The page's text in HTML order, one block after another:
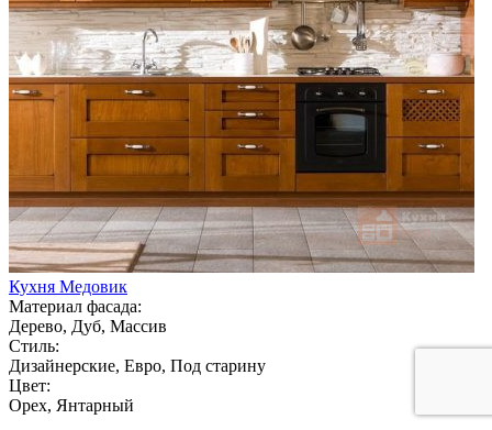
Кухня Медовик
Материал фасада:
Дерево, Дуб, Массив
Стиль:
Дизайнерские, Евро, Под старину
Цвет:
Орех, Янтарный